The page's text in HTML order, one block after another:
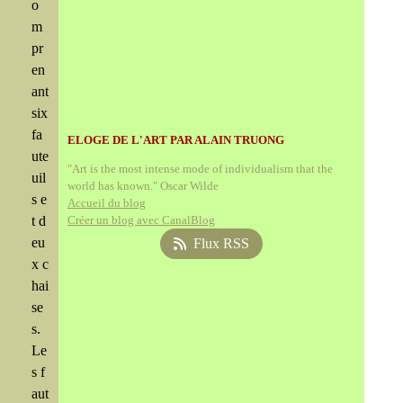
o
m
pr
en
ant
six
fa
ute
uil
s e
t d
eu
x c
hai
se
s.
Le
s f
aut
ELOGE DE L'ART PAR ALAIN TRUONG
"Art is the most intense mode of individualism that the
world has known." Oscar Wilde
Accueil du blog
Créer un blog avec CanalBlog
Flux RSS